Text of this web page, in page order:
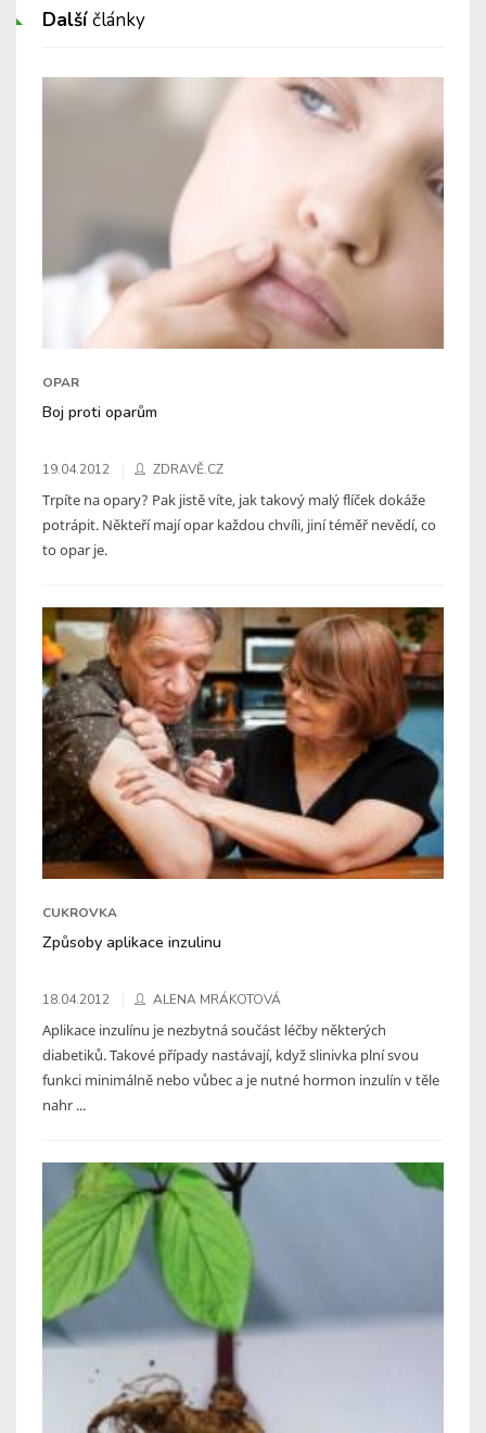
Dalšíčlánky
OPAR
Boj proti oparům
19.04.2012 ZDRAVĚ.CZ
Trpíte na opary? Pak jistě víte, jak takový malý flíček dokáže
potrápit. Někteří mají opar každou chvíli, jiní téměř nevědí, co
to opar je.
CUKROVKA
Způsoby aplikace inzulinu
18.04.2012 ALENA MRÁKOTOVÁ
Aplikace inzulínu je nezbytná součást léčby některých
diabetiků. Takové případy nastávají, když slinivka plní svou
funkci minimálně nebo vůbec a je nutné hormon inzulín v těle
nahr ...